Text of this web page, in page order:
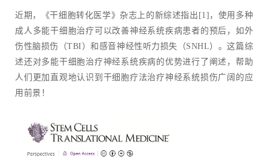
近期，《干细胞转化医学》杂志上的新综述指出[1]，使用多种
成人多能干细胞治疗可以改善神经系统疾病患者的预后，如外
伤性脑损伤（TBI）和感音神经性听力损失（SNHL）。这篇综
述还对多能干细胞治疗神经系统疾病的优势进行了阐述，帮助
人们更加直观地认识到干细胞疗法治疗神经系统损伤广阔的应
用前景！